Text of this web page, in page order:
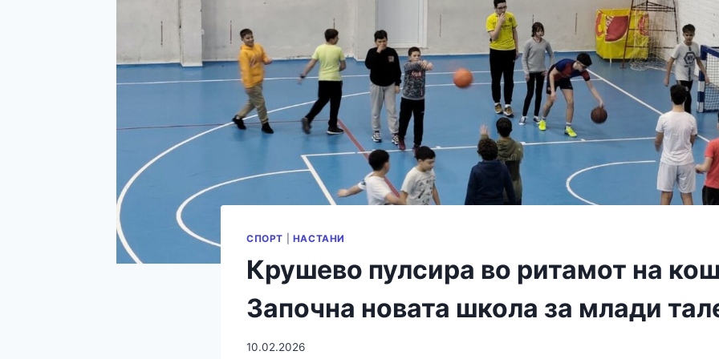
СПОРТ НАСТАНИ
Крушево пулсира во ритамот на
Започна новата школа за млади
10.02.2026